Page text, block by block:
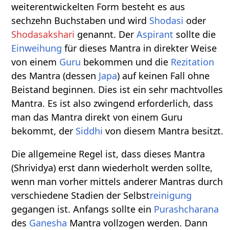
weiterentwickelten Form besteht es aus
sechzehn Buchstaben und wird Shodasi oder
Shodasakshari genannt. DerAspirant sollte die
Einweihung für dieses Mantra in direkter Weise
von einem Guru bekommen und die Rezitation
des Mantra (dessen Japa) auf keinen Fall ohne
Beistand beginnen. Dies ist ein sehr machtvolles
Mantra. Es ist also zwingend erforderlich, dass
man das Mantra direkt von einem Guru
bekommt, der Siddhi von diesem Mantra besitzt.
Die allgemeine Regel ist, dass dieses Mantra
(Shrividya) erst dann wiederholt werden sollte,
wenn man vorher mittels anderer Mantras durch
verschiedene Stadien der Selbstreinigung
gegangen ist. Anfangs sollte ein Purashcharana
des Ganesha Mantra vollzogen werden. Dann